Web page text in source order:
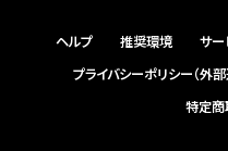
ヘルプ 推奨環境 サ
プライバシーポリシー（外
特定